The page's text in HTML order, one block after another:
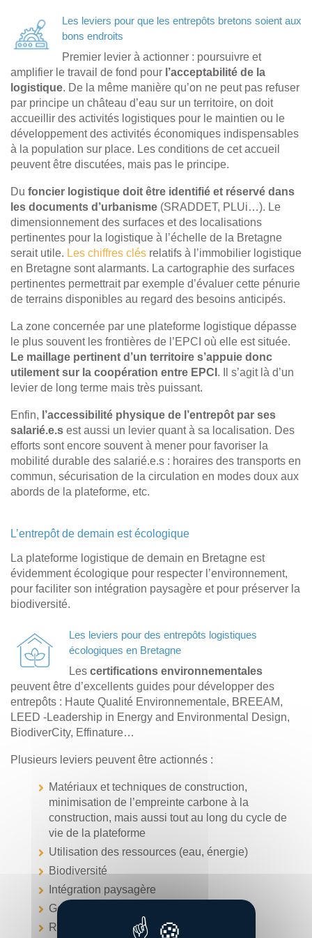
Les leviers pour que les entrepôts bretons soient aux
bons endroits
Premier levier à actionner : poursuivre et
amplifier le travail de fond pour l’acceptabilité de la
logistique. De la même manière qu’on ne peut pas refuser
par principe un château d’eau sur un territoire, on doit
accueillir des activités logistiques pour le maintien ou le
développement des activités économiques indispensables
à la population sur place. Les conditions de cet accueil
peuvent être discutées, mais pas le principe.
Du foncier logistique doit être identifié et réservé dans
les documents d’urbanisme (SRADDET, PLUi…). Le
dimensionnement des surfaces et des localisations
pertinentes pour la logistique à l’échelle de la Bretagne
serait utile. Les chiffres clés relatifs à l’immobilier logistique
en Bretagne sont alarmants. La cartographie des surfaces
pertinentes permettrait par exemple d’évaluer cette pénurie
de terrains disponibles au regard des besoins anticipés.
La zone concernée par une plateforme logistique dépasse
le plus souvent les frontières de l’EPCI où elle est située.
Le maillage pertinent d’un territoire s’appuie donc
utilement sur la coopération entre EPCI . Il s’agit là d’un
levier de long terme mais très puissant.
Enfin, l’accessibilité physique de l’entrepôt par ses
salarié.e.s est aussi un levier quant à sa localisation. Des
efforts sont encore souvent à mener pour favoriser la
mobilité durable des salarié.e.s : horaires des transports en
commun, sécurisation de la circulation en modes doux aux
abords de la plateforme, etc.
L’entrepôt de demain est écologique
La plateforme logistique de demain en Bretagne est
évidemment écologique pour respecter l’environnement,
pour faciliter son intégration paysagère et pour préserver la
biodiversité.
Les leviers pour des entrepôts logistiques
écologiques en Bretagne
Les certifications environnementales
peuvent être d’excellents guides pour développer des
entrepôts : Haute Qualité Environnementale, BREEAM,
LEED -Leadership in Energy and Environmental Design,
BiodiverCity, Effinature…
Plusieurs leviers peuvent être actionnés :
Matériaux et techniques de construction,
minimisation de l’empreinte carbone à la
construction, mais aussi tout au long du cycle de
vie de la plateforme
Utilisation des ressources (eau, énergie)
Biodiversité
Intégration paysagère
Gestion des déchets
Recyclage – réutilisation des cartons